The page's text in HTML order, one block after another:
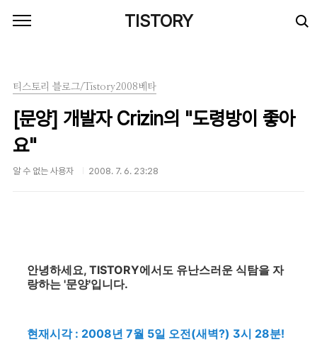
TISTORY
티스토리 블로그/Tistory2008베타
[문양] 개발자 Crizin의 "도령방이 좋아
요"
알 수 없는 사용자 2008. 7. 6. 23:28
안녕하세요, TISTORY에서도 유난스러운 식탐을 자
랑하는 '문양'입니다.
현재시각 : 2008년 7월 5일 오전(새벽?) 3시 28분!